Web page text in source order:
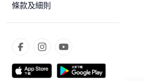
條款及細則